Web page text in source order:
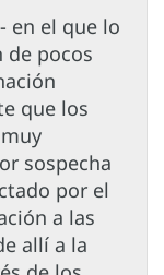
en el que lo
de pocos
que los
sospecha
por el
a las
allí a la